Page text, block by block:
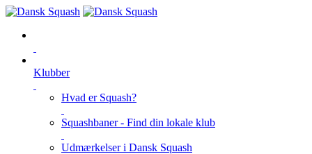
Klubber
Hvad er Squash?
Squashbaner - Find din lokale klub
Udmærkelser i Dansk Squash